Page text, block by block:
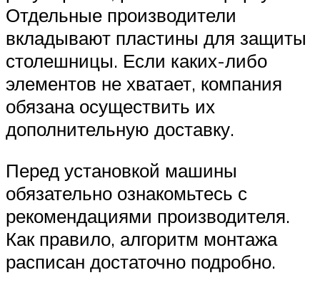
Отдельные производители
вкладывают пластины для защиты
столешницы. Если каких-либо
элементов не хватает, компания
обязана осуществить их
дополнительную доставку.
Перед установкой машины
обязательно ознакомьтесь с
рекомендациями производителя.
Как правило, алгоритм монтажа
расписан достаточно подробно.